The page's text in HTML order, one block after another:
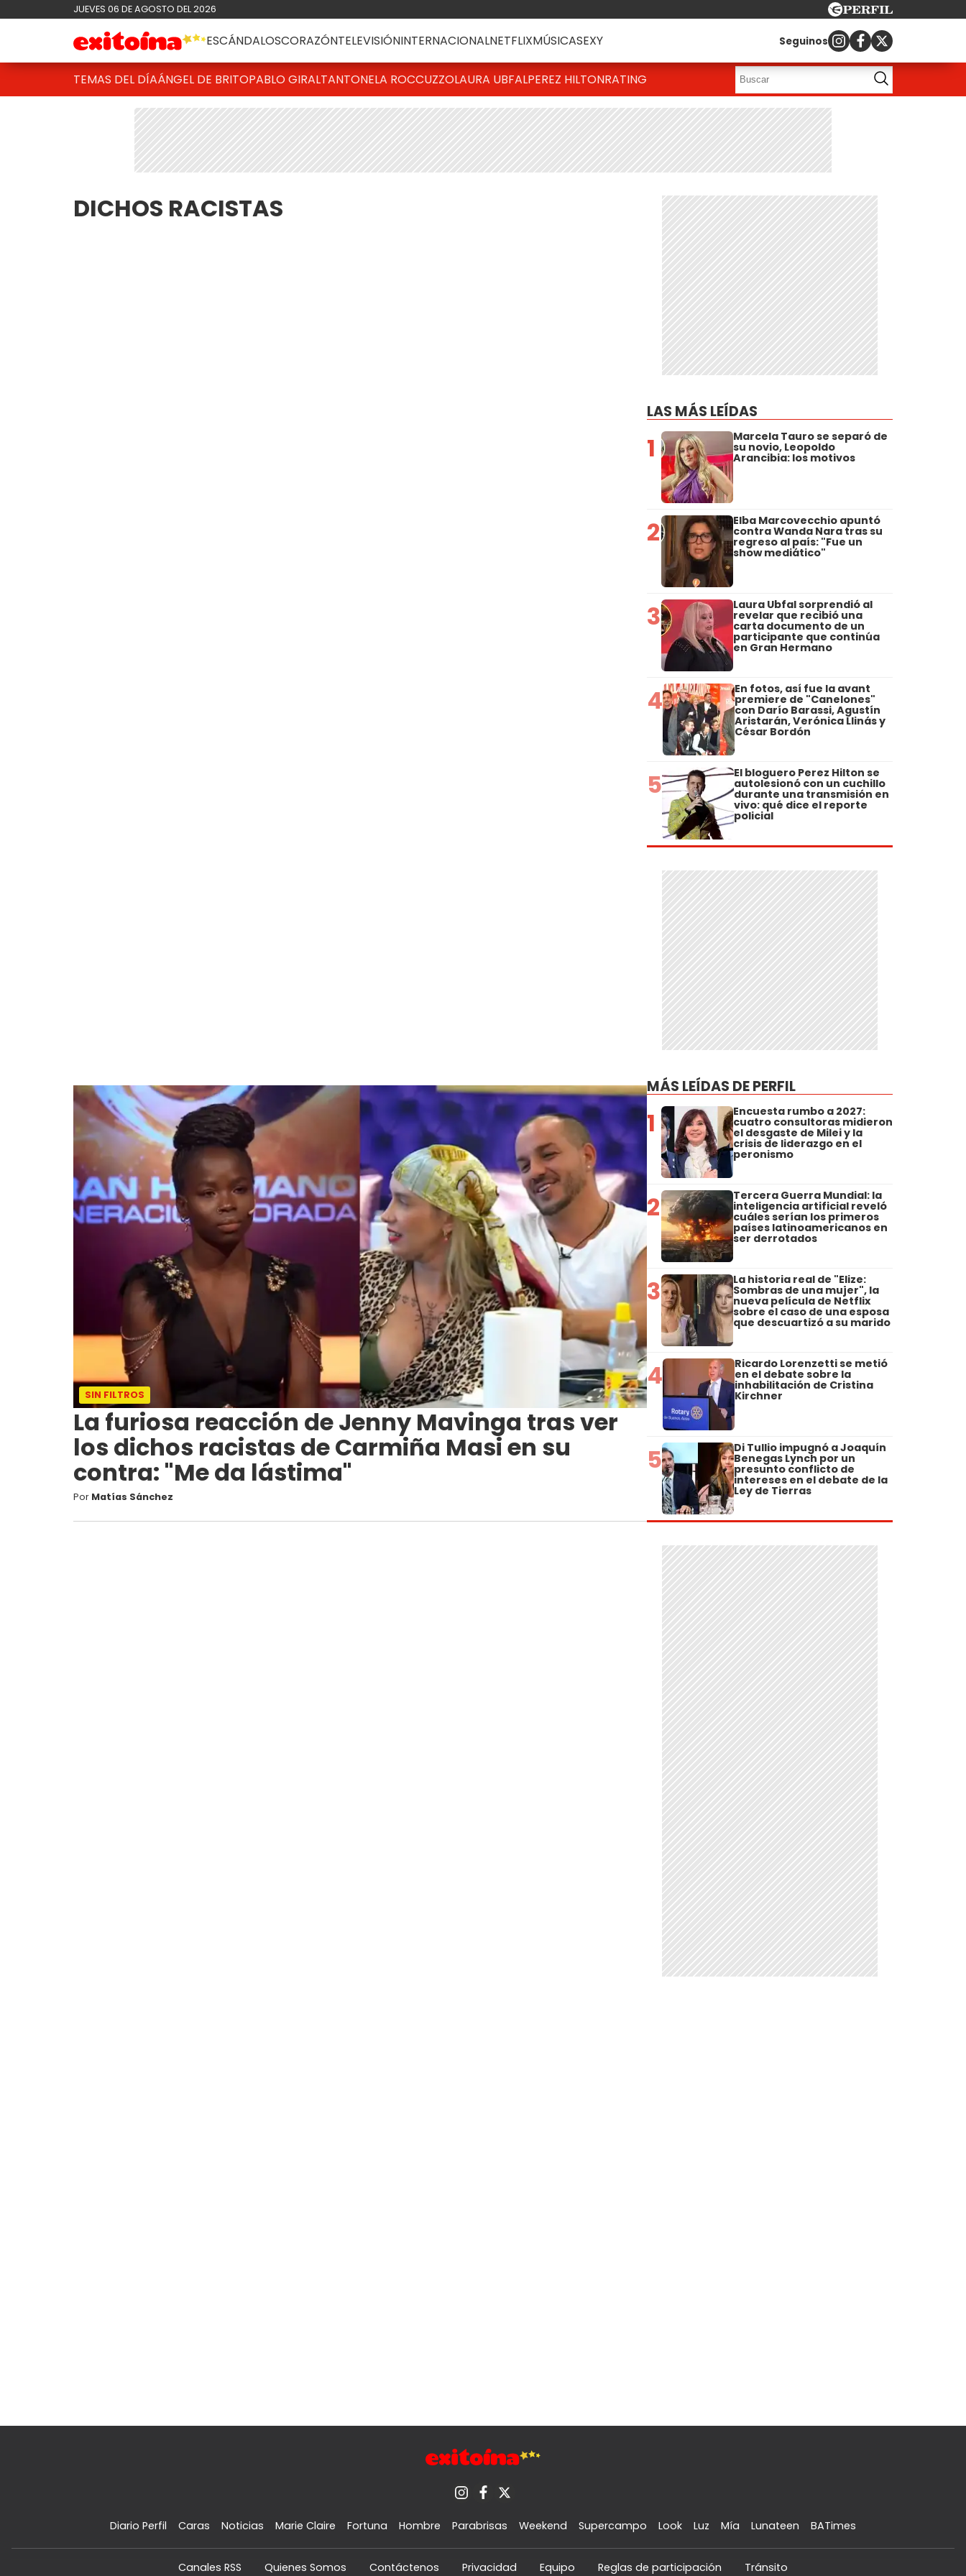
JUEVES 06 DE AGOSTO DEL 2026
ESCÁNDALOSCORAZÓNTELEVISIÓNINTERNACIONALNETFLIXMÚSICASEXY Seguinos
TEMAS DEL DÍAÁNGEL DE BRITOPABLO GIRALTANTONELA ROCCUZZOLAURA UBFALPEREZ HILTONRATING
DICHOS RACISTAS
SIN FILTROS
La furiosa reacción de Jenny Mavinga tras ver
los dichos racistas de Carmiña Masi en su
contra: "Me da lástima"
Por Matías Sánchez
LAS MÁS LEÍDAS
1 Marcela Tauro se separó de
su novio, Leopoldo
Arancibia: los motivos
2 Elba Marcovecchio apuntó
contra Wanda Nara tras su
regreso al país: "Fue un
show mediático"
3 Laura Ubfal sorprendió al
revelar que recibió una
carta documento de un
participante que continúa
en Gran Hermano
4 En fotos, así fue la avant
premiere de "Canelones"
con Darío Barassi, Agustín
Aristarán, Verónica Llinás y
César Bordón
5 El bloguero Perez Hilton se
autolesionó con un cuchillo
durante una transmisión en
vivo: qué dice el reporte
policial
MÁS LEÍDAS DE PERFIL
1 Encuesta rumbo a 2027:
cuatro consultoras midieron
el desgaste de Milei y la
crisis de liderazgo en el
peronismo
2 Tercera Guerra Mundial: la
inteligencia artificial reveló
cuáles serían los primeros
países latinoamericanos en
ser derrotados
3 La historia real de "Elize:
Sombras de una mujer", la
nueva película de Netflix
sobre el caso de una esposa
que descuartizó a su marido
4 Ricardo Lorenzetti se metió
en el debate sobre la
inhabilitación de Cristina
Kirchner
5 Di Tullio impugnó a Joaquín
Benegas Lynch por un
presunto conflicto de
intereses en el debate de la
Ley de Tierras
Diario Perfil Caras Noticias Marie Claire Fortuna Hombre Parabrisas Weekend Supercampo Look Luz Mía Lunateen BATimes
Canales RSS Quienes Somos Contáctenos Privacidad Equipo Reglas de participación Tránsito